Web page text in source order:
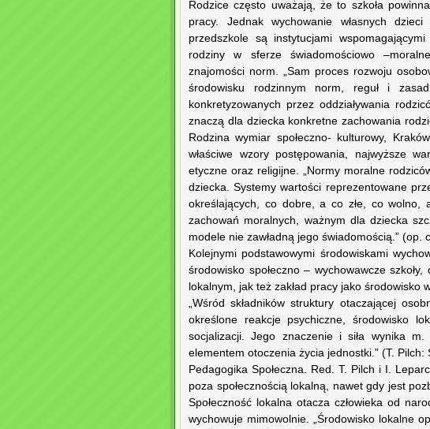
Rodzice często uważają, że to szkoła
pracy. Jednak wychowanie własnych
przedszkole są instytucjami
rodziny w sferze świadomościowo
znajomości norm. „Sam proces rozwoju
środowisku rodzinnym norm, reguł i
konkretyzowanych przez oddziaływania
znaczą dla dziecka konkretne zachowania
Rodzina wymiar społeczno- kulturowy,
właściwe wzory postępowania, najwyższe
etyczne oraz religijne. „Normy moralne
dziecka. Systemy wartości reprezentowane
określających, co dobre, a co złe, co
zachowań moralnych, ważnym dla dziecka
modele nie zawładną jego świadomością.” (op.
Kolejnymi podstawowymi środowiskami
środowisko społeczno – wychowawcze
lokalnym, jak też zakład pracy jako środowisko
„Wśród składników struktury otaczającej
określone reakcje psychiczne, środowisko
socjalizacji. Jego znaczenie i siła wynika
elementem otoczenia życia jednostki.” (T.
Pedagogika Społeczna. Red. T. Pilch i I.
poza społecznością lokalną, nawet gdy jest
Społeczność lokalna otacza człowieka od
wychowuje mimowolnie. „Środowisko lokalne